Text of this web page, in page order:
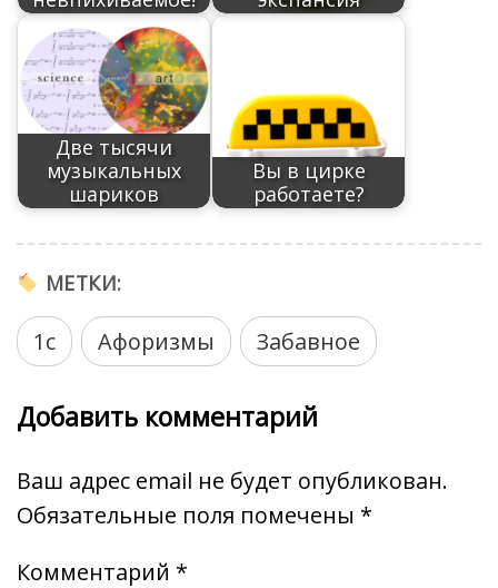
ь
Две тысячи
музыкальных
шариков
Вы в цирке
работаете?
МЕТКИ:
1с Афоризмы Забавное
Добавить комментарий
Ваш адрес email не будет опубликован.
Обязательные поля помечены *
Комментарий *